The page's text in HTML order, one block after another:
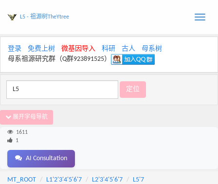
Toggle
L5 - 祖源树TheYtree
登录 免费上树 微基因导入 科研 古人
母系树
母系祖源研究群（Q群923891525）
展开字母导航
1611
1
AI Consultation
MT_ROOT L1'2'3'4'5'6'7 L2'3'4'5'6'7 L5'7